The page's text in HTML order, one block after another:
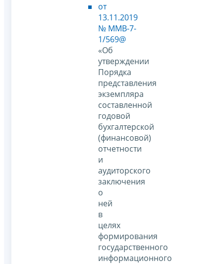
от
13.11.2019
№ ММВ-7-
1/569@
«Об
утверждении
Порядка
представления
экземпляра
составленной
годовой
бухгалтерской
(финансовой)
отчетности
и
аудиторского
заключения
о
ней
в
целях
формирования
государственного
информационного